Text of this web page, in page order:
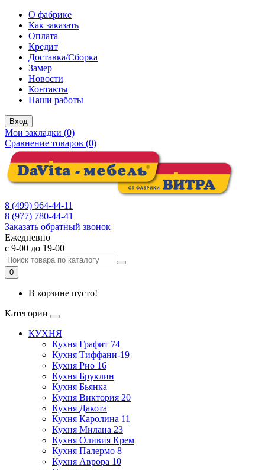
О фабрике
Как заказать
Оплата
Кредит
Доставка/Сборка
Замер
Новости
Контакты
Наши работы
Вход
Мои закладки (0)
Сравнение товаров (0)
8 (499) 964-44-11
8 (977) 780-44-41
Заказать обратный звонок
Ежедневно
с 9-00 до 19-00
0
В корзине пусто!
Категории
КУХНЯ
Кухня Графит 74
Кухня Тиффани-19
Кухня Рио 16
Кухня Бруклин
Кухня Бьянка
Кухня Виктория 20
Кухня Дакота
Кухня Каролина 11
Кухня Милана 23
Кухня Оливия Крем
Кухня Палермо 8
Кухня Аврора 10